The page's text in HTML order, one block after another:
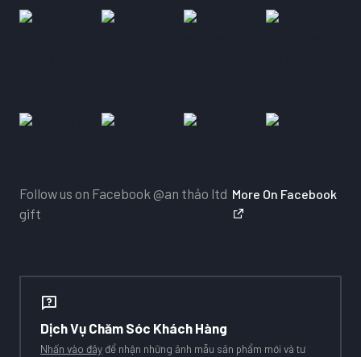
Follow us on Facebook @an thảo ltd
gift
More On Facebook
Dịch Vụ Chăm Sóc Khách Hàng
Nhấn vào đây để nhận những ảnh mẫu sản phẩm mới và tư